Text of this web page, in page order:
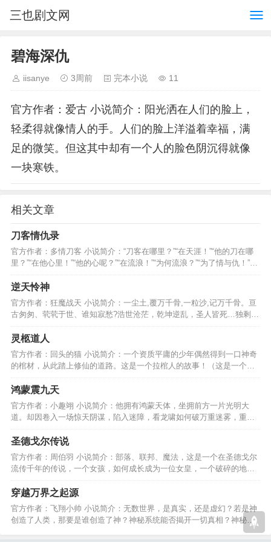
三也剧文网
碧海深仇
iisanye 3周前 完本小说 11
官方作者：爱古 小说简介：阳光洒在人们的脸上，
轻柔得就像情人的手。人们的脸上洋溢着幸福，满
足的微笑。但这其中却有一个人的脸色阴沉得就像
一块寒铁。
相关文章
刀客情仇录
官方作者：多情刀客 小说简介：“刀客在哪里？”“在天涯！”“他的刀在哪
里？”“在他心里！”“他的心呢？”“在流浪！”“为何流浪？”“为了情与仇！”…
逆天怜神
官方作者：狂魔战天 小说简介：一尘土,覆万千骨,一粒沙,记万千骨。亘
古匆匆、茕茕于世、谁知寂愁?浩世沧茫，乾坤逆乱，圣人皆死…独剩…
一人，走那无尽路。…
灵柩道人
官方作者：回头的猫 小说简介：一个资质平庸的少年偶然得到一口神奇
的棺材，从此踏上修仙的道路。这是一个拉棺人的故事！（这是一个老
套且传统的修仙故事）…
鸿蒙震九天
官方作者：小趣翊 小说简介：他拥有鸿蒙天体，坐拥前方一片光明大
道。却因卷入一场惊天阴谋，陷入迷障，看龙啸如何破万重迷雾，重见
光明，终成就至尊鸿蒙。…
圣德戈尔传说
官方作者：周伯羽 小说简介：部落、联邦、魔法，这是一个在圣德戈尔
流传千年的传说，一个女孩，如何成长成为一位女皇，一个破碎的地方
怎样的统治才适合它？…
穿越万界之起源
官方作者：飞翔小帅 小说简介：无数世界，是真实，还是虚幻？若是神
创造了人类，那要是谁创造了神？神秘系统能否揭开一切真相？神秘少